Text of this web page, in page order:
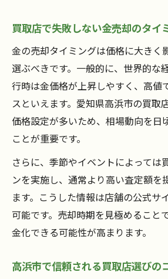
買取店で失敗しない金売却のタイ
金の売却タイミングは価格に大きく
選ぶべきです。一般的に、世界的な
行時は金価格が上昇しやすく、高値
スといえます。愛知県高浜市の買取
価格設定が多いため、相場動向を日
ことが重要です。
さらに、季節やイベントによっては
ンを実施し、通常より高い査定額を
ます。こうした情報は店舗の公式サ
可能です。売却時期を見極めること
金化できる可能性が高まります。
高浜市で信頼される買取店選びの